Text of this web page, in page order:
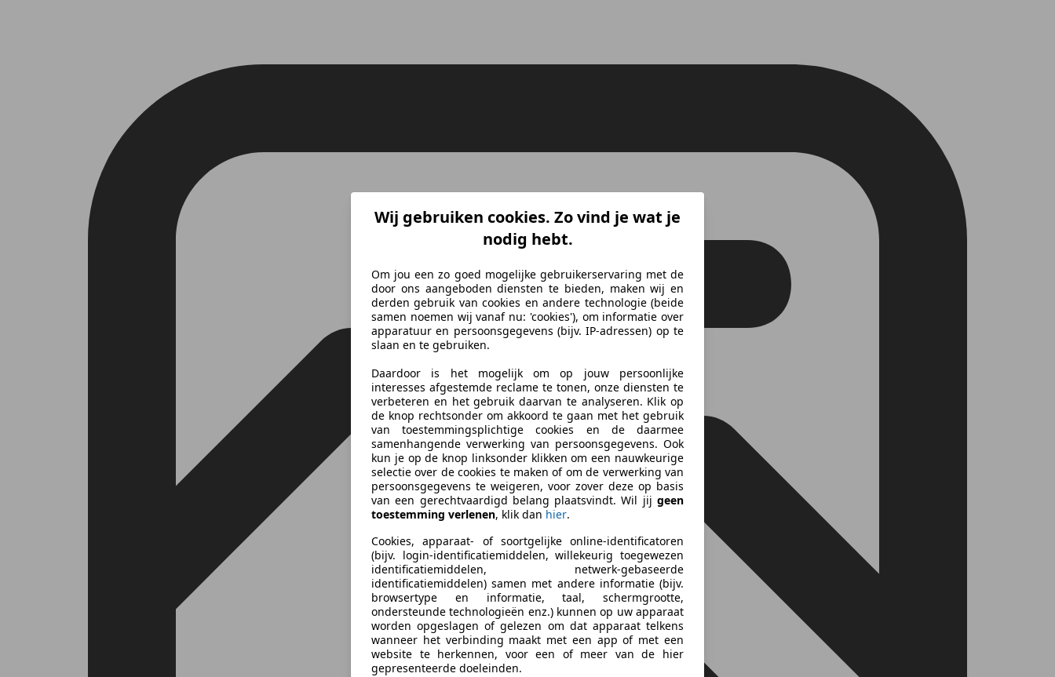
Wij gebruiken cookies. Zo vind je wat je
nodig hebt.
Om jou een zo goed mogelijke gebruikerservaring met de
door ons aangeboden diensten te bieden, maken wij en
derden gebruik van cookies en andere technologie (beide
samen noemen wij vanaf nu: 'cookies'), om informatie over
apparatuur en persoonsgegevens (bijv. IP-adressen) op te
slaan en te gebruiken.
Daardoor is het mogelijk om op jouw persoonlijke
interesses afgestemde reclame te tonen, onze diensten te
verbeteren en het gebruik daarvan te analyseren. Klik op
de knop rechtsonder om akkoord te gaan met het gebruik
van toestemmingsplichtige cookies en de daarmee
samenhangende verwerking van persoonsgegevens. Ook
kun je op de knop linksonder klikken om een nauwkeurige
selectie over de cookies te maken of om de verwerking van
persoonsgegevens te weigeren, voor zover deze op basis
van een gerechtvaardigd belang plaatsvindt. Wil jij geen
toestemming verlenen, klik dan hier.
Cookies, apparaat- of soortgelijke online-identificatoren
(bijv. login-identificatiemiddelen, willekeurig toegewezen
identificatiemiddelen, netwerk-gebaseerde
identificatiemiddelen) samen met andere informatie (bijv.
browsertype en informatie, taal, schermgrootte,
ondersteunde technologieën enz.) kunnen op uw apparaat
worden opgeslagen of gelezen om dat apparaat telkens
wanneer het verbinding maakt met een app of met een
website te herkennen, voor een of meer van de hier
gepresenteerde doeleinden.